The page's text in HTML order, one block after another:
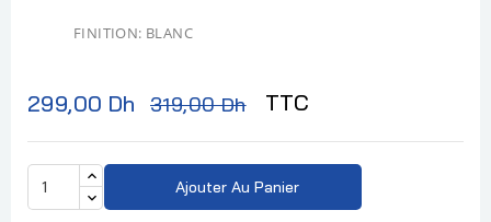
FINITION: BLANC
299,00 Dh 319,00 Dh TTC
Ajouter Au Panier